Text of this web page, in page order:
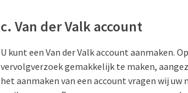
c. Van der Valk account
U kunt een Van der Valk account aanmaken.
vervolgverzoek gemakkelijk te maken,
het aanmaken van een account vragen wij